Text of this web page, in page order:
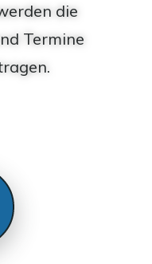
die
Termine